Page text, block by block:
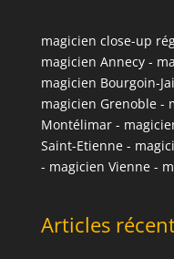
magicien close-up
magicien Annecy-
magicien Bourgoin-
magicien Grenoble-
Montélimar-
Saint-Etienne-
- magicien Vienne-
Articles